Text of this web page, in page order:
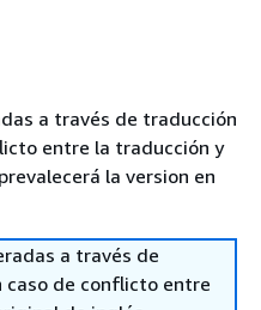
a través de traducción
entre la traducción y
la version en
a través de
caso de conflicto entre